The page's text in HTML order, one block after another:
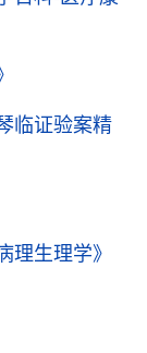
临证验案精
理生理学》